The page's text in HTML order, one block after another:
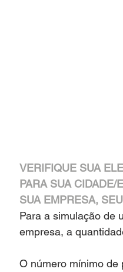
VERIFIQUE SUA
PARA SUA CIDADE/
SUA EMPRESA,
Para a simulação de
empresa, a
O número mínimo de